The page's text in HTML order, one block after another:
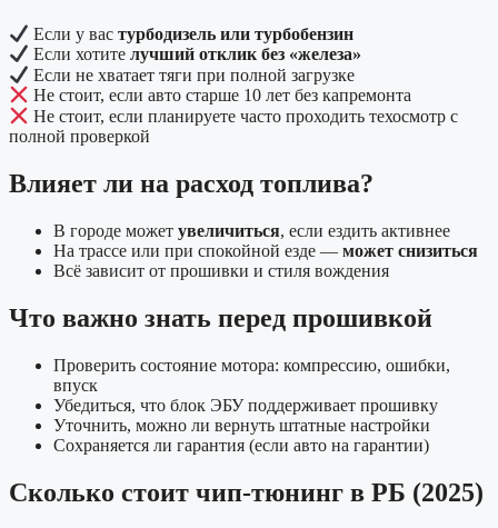
Если у вастурбодизель или турбобензин
Если хотителучший отклик без «железа»
Если не хватает тяги при полной загрузке
Не стоит, если авто старше 10 лет без капремонта
Не стоит, если планируете часто проходить техосмотр с
полной проверкой
Влияет ли на расход топлива?
В городе может увеличиться, если ездить активнее
На трассе или при спокойной езде — может снизиться
Всё зависит от прошивки и стиля вождения
Что важно знать перед прошивкой
Проверить состояние мотора: компрессию, ошибки,
впуск
Убедиться, что блок ЭБУ поддерживает прошивку
Уточнить, можно ли вернуть штатные настройки
Сохраняется ли гарантия (если авто на гарантии)
Сколько стоит чип-тюнинг в РБ (2025)